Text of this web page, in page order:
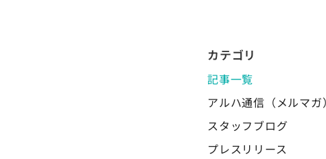
カテゴリ
記事一覧
アルハ通信（メルマガ）
スタッフブログ
プレスリリース